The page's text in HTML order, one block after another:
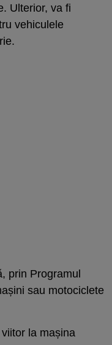
Ulterior, va fi
vehiculele
prin Programul
sau motociclete
la mașina